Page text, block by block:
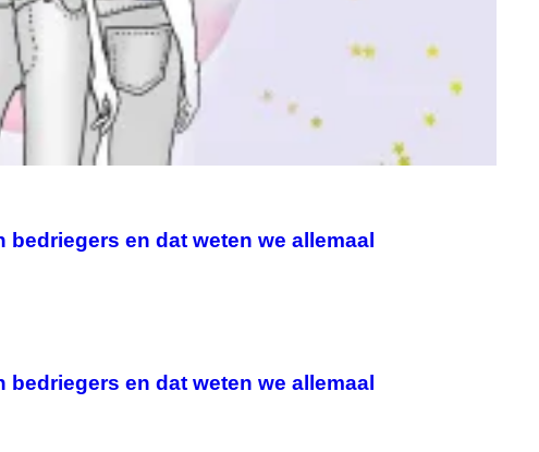
en dat weten we allemaal
en dat weten we allemaal